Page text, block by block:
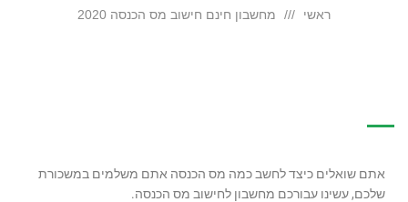
ראשי מחשבון חינם חישוב מס הכנסה 2020
אתם שואלים כיצד לחשב כמה מס הכנסה אתם משלמים במשכורת
שלכם, עשינו עבורכם מחשבון לחישוב מס הכנסה.